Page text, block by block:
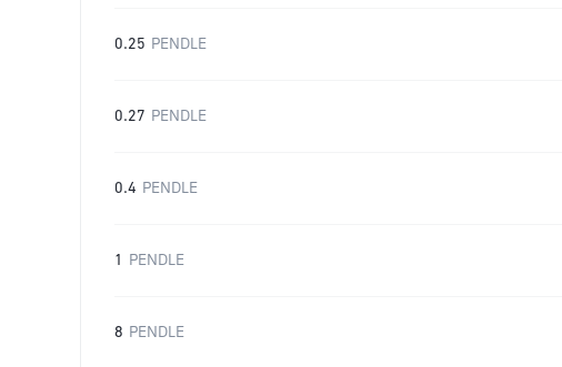
0.25 PENDLE
0.27 PENDLE
0.4 PENDLE
1 PENDLE
8 PENDLE